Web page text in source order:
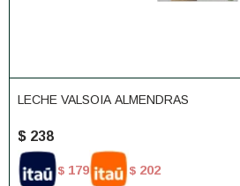
LECHE VALSOIA ALMENDRAS
$ 238
$ 179 $ 202